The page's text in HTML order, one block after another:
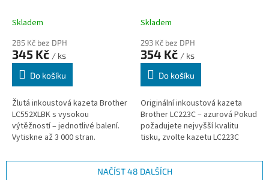
Skladem
285 Kč bez DPH
345 Kč / ks
Do košíku
Žlutá inkoustová kazeta Brother
LC552XLBK s vysokou
výtěžností – jednotlivé balení.
Vytiskne až 3 000 stran.
inkoustem pro ostré a detailní
Skladem
293 Kč bez DPH
354 Kč / ks
Do košíku
Originální inkoustová kazeta
Brother LC223C – azurová Pokud
požadujete nejvyšší kvalitu
tisku, zvolte kazetu LC223C
inkoustem. Proč kupovat...
NAČÍST 48 DALŠÍCH